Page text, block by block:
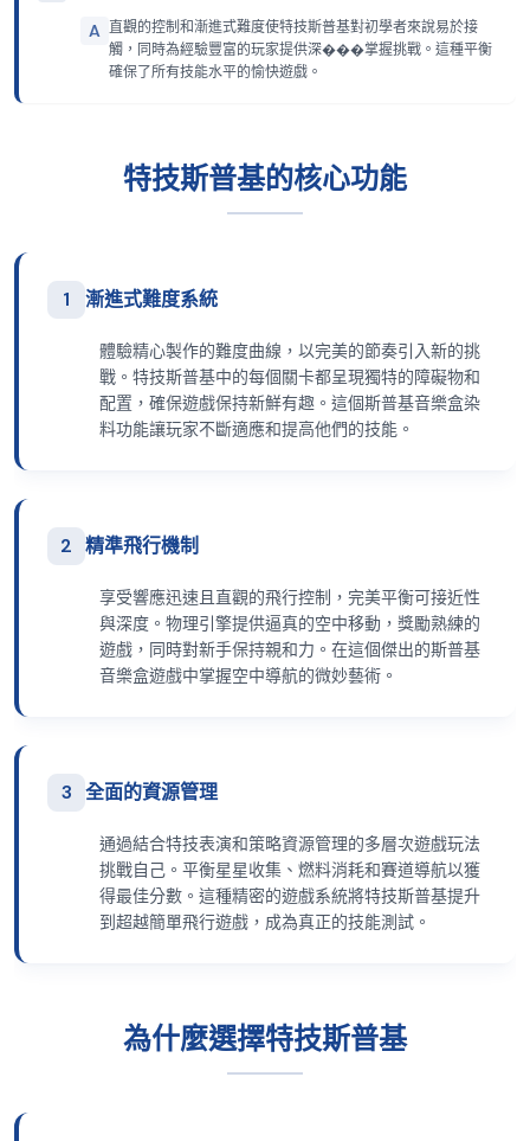
A 直觀的控制和漸進式難度使特技斯普基對初學者來說易於接
觸，同時為經驗豐富的玩家提供深���掌握挑戰。這種平衡
確保了所有技能水平的愉快遊戲。
特技斯普基的核心功能
1 漸進式難度系統
體驗精心製作的難度曲線，以完美的節奏引入新的挑
戰。特技斯普基中的每個關卡都呈現獨特的障礙物和
配置，確保遊戲保持新鮮有趣。這個斯普基音樂盒染
料功能讓玩家不斷適應和提高他們的技能。
2 精準飛行機制
享受響應迅速且直觀的飛行控制，完美平衡可接近性
與深度。物理引擎提供逼真的空中移動，獎勵熟練的
遊戲，同時對新手保持親和力。在這個傑出的斯普基
音樂盒遊戲中掌握空中導航的微妙藝術。
3 全面的資源管理
通過結合特技表演和策略資源管理的多層次遊戲玩法
挑戰自己。平衡星星收集、燃料消耗和賽道導航以獲
得最佳分數。這種精密的遊戲系統將特技斯普基提升
到超越簡單飛行遊戲，成為真正的技能測試。
為什麼選擇特技斯普基